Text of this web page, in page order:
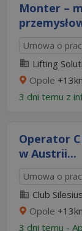
Monter –
Umowa o
Lifting
Opole
3 dni temu z
Operator
w Austrii...
Umowa o
Club
Opole
3 dni temu -